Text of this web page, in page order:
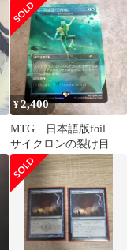
¥2,400
MTG 日本語版foil
サイクロンの裂け目